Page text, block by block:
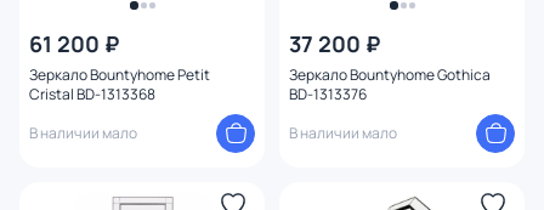
61 200 ₽
Зеркало Bountyhome Petit
Cristal BD-1313368
В наличии мало
37 200 ₽
Зеркало Bountyhome Gothica
BD-1313376
В наличии мало